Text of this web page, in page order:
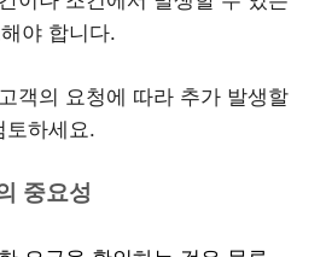
야 합니다.
객의 요청에 따라 추가 발생할
토하세요.
중요성